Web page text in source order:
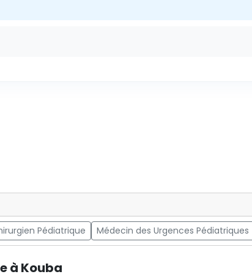
Pédiatrique Médecin des Urgences Pédiatriques
à Kouba